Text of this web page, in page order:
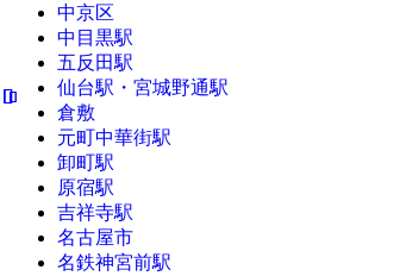
中京区
中目黒駅
五反田駅
仙台駅・宮城野通駅
倉敷
元町中華街駅
卸町駅
原宿駅
吉祥寺駅
名古屋市
名鉄神宮前駅